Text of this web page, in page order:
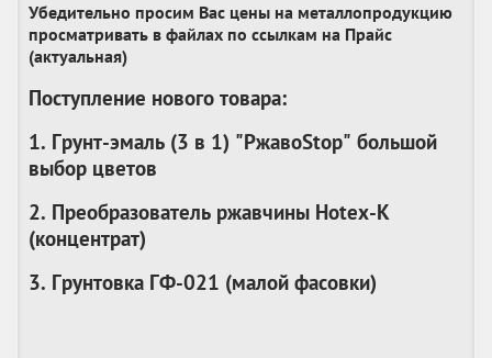
Убедительно просим Вас цены на металлопродукцию
просматривать в файлах по ссылкам на Прайс
(актуальная)
Поступление нового товара:
1. Грунт-эмаль (3 в 1) "РжавоStop" большой
выбор цветов
2. Преобразователь ржавчины Hotex-K
(концентрат)
3. Грунтовка ГФ-021 (малой фасовки)